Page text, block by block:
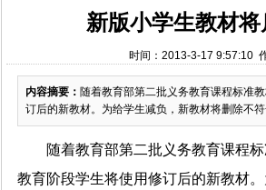
新版小学生教材
时间：2013-3-17 9:57:10
内容摘要： 随着教育部第二批义务教育课程标准
订后的新教材。为给学生减负，新教材将删除不符
随着教育部第二批义务教育课程
教育阶段学生将使用修订后的新教材